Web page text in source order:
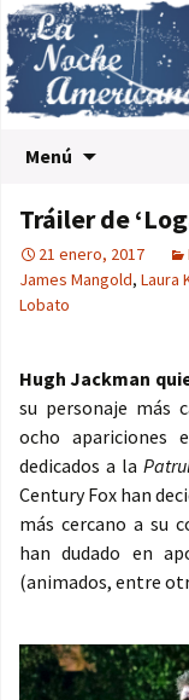
Menú
Tráiler de
21 enero, 2017
James Mangold, Laura
Lobato
Hugh Jackman
su personaje más
ocho
dedicados a la
Century Fox han
más cercano a su
han dudado en
(animados, entre